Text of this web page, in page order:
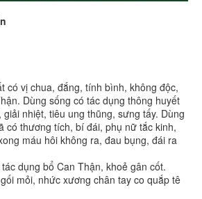
có vị chua, đắng, tính bình, không độc,
Dùng sống có tác dụng thông huyết
nhiệt, tiêu ung thũng, sưng tấy. Dùng
có thương tích, bí đái, phụ nữ tắc kinh,
máu hôi không ra, đau bụng, đái ra
dụng bổ Can Thận, khoẻ gân cốt.
mỏi, nhức xương chân tay co quắp tê